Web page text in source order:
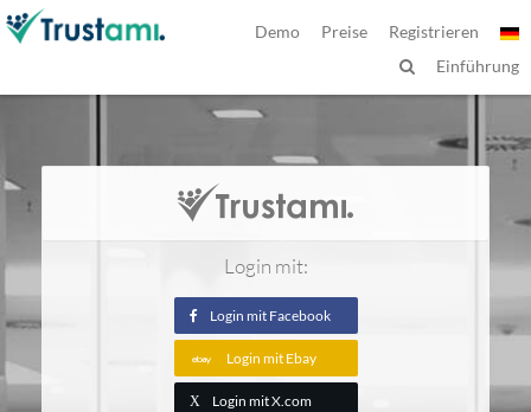
Registrieren
Preise
Demo
Einführung
Login mit:
Login mit Facebook
Login mit Ebay
X Login mit X.com